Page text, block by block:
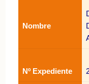
Nombre
Nº Expediente